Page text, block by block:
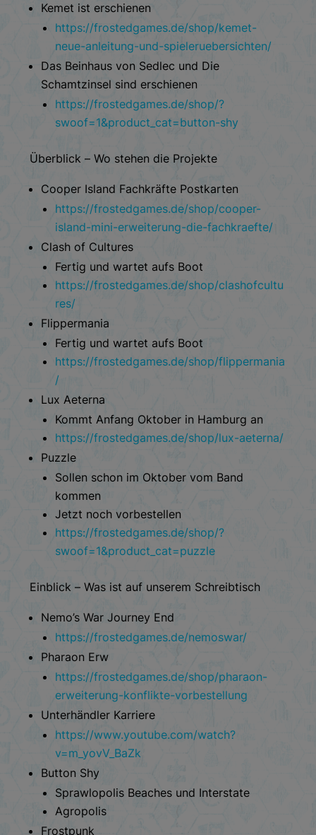
Kemet ist erschienen
https://frostedgames.de/shop/kemet-
neue-anleitung-und-spieleruebersichten/
Das Beinhaus von Sedlec und Die
Schamtzinsel sind erschienen
https://frostedgames.de/shop/?
swoof=1&product_cat=button-shy
Überblick – Wo stehen die Projekte
Cooper Island Fachkräfte Postkarten
https://frostedgames.de/shop/cooper-
island-mini-erweiterung-die-fachkraefte/
Clash of Cultures
Fertig und wartet aufs Boot
https://frostedgames.de/shop/clashofcultu
res/
Flippermania
Fertig und wartet aufs Boot
https://frostedgames.de/shop/flippermania
/
Lux Aeterna
Kommt Anfang Oktober in Hamburg an
https://frostedgames.de/shop/lux-aeterna/
Puzzle
Sollen schon im Oktober vom Band
kommen
Jetzt noch vorbestellen
https://frostedgames.de/shop/?
swoof=1&product_cat=puzzle
Einblick – Was ist auf unserem Schreibtisch
Nemo’s War Journey End
https://frostedgames.de/nemoswar/
Pharaon Erw
https://frostedgames.de/shop/pharaon-
erweiterung-konflikte-vorbestellung
Unterhändler Karriere
https://www.youtube.com/watch?
v=m_yovV_BaZk
Button Shy
Sprawlopolis Beaches und Interstate
Agropolis
Frostpunk